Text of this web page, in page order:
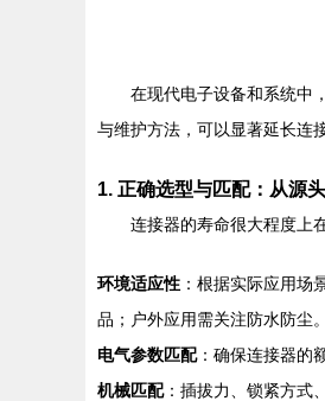
在现代电子设备和系统中
与维护方法，可以显著延长连
1. 正确选型与匹配：从源
连接器的寿命很大程度上
环境适应性 ：根据实际应用
品；户外应用需关注防水防尘。
电气参数匹配：确保连接器的
机械匹配：插拔力、锁紧方式